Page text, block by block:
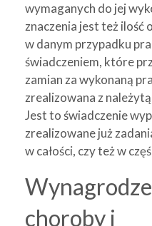
wymaganych do jej
znaczenia jest też ilość
w danym przypadku
świadczeniem, które
zamian za wykonaną
zrealizowana z
Jest to świadczenie
zrealizowane już
w całości, czy też w
choroby i